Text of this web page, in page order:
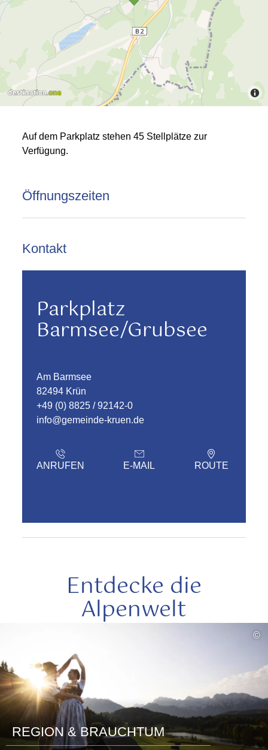
Auf dem Parkplatz stehen 45 Stellplätze zur
Verfügung.
Öffnungszeiten
Kontakt
Parkplatz
Barmsee/Grubsee
Am Barmsee
82494 Krün
+49 (0) 8825 / 92142-0
info@gemeinde-kruen.de
ANRUFEN E-MAIL ROUTE
Entdecke die
Alpenwelt
©
REGION & BRAUCHTUM